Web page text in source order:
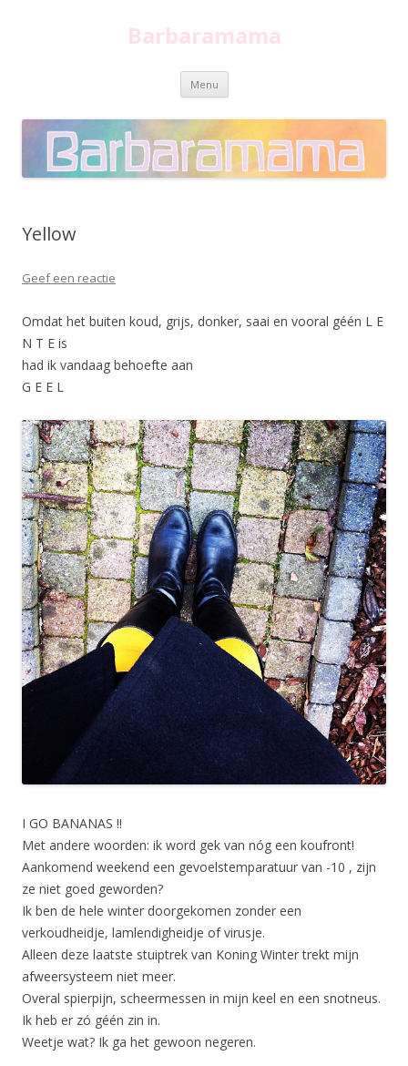
Barbaramama
Menu Spring
inhoud
Yellow
Geef een reactie
Omdat het buiten koud, grijs, donker, saai en vooral géén L E
N T E is
had ik vandaag behoefte aan
G E E L
I GO BANANAS !!
Met andere woorden: ik word gek van nóg een koufront!
Aankomend weekend een gevoelstemparatuur van -10 , zijn
ze niet goed geworden?
Ik ben de hele winter doorgekomen zonder een
verkoudheidje, lamlendigheidje of virusje.
Alleen deze laatste stuiptrek van Koning Winter trekt mijn
afweersysteem niet meer.
Overal spierpijn, scheermessen in mijn keel en een snotneus.
Ik heb er zó géén zin in.
Weetje wat? Ik ga het gewoon negeren.